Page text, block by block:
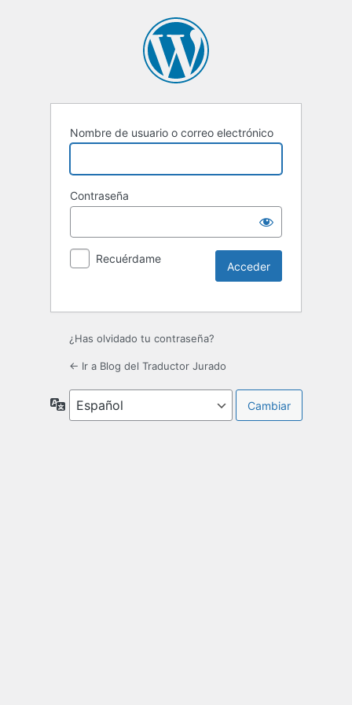
Nombre de usuario o correo electrónico
Contraseña
Recuérdame
¿Has olvidado tu contraseña?
← Ir a Blog del Traductor Jurado
Idioma